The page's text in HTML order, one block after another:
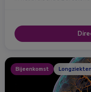
Bijeenkomst Longziekten